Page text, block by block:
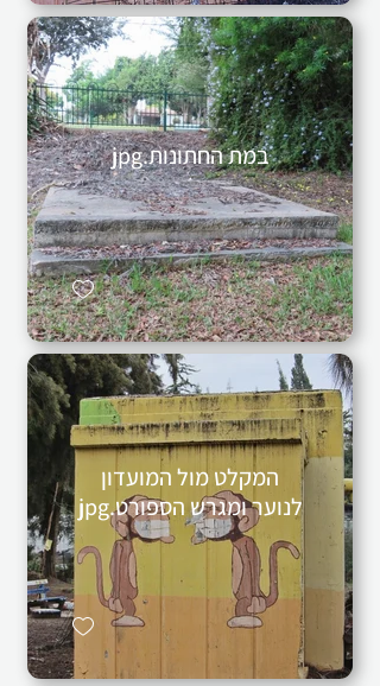
במת החתונות.jpg
המקלט מול המועדון
לנוער ומגרש הספורט.jpg